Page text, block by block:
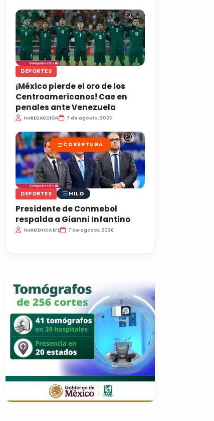
DEPORTES
¡México pierde el oro de los
Centroamericanos! Cae en
penales ante Venezuela
PorREDACCIÓN 7 de agosto, 2026
COBERTURA
DEPORTES HILO
Presidente de Conmebol
respalda a Gianni Infantino
PorAGENCIA EFE 7 de agosto, 2026